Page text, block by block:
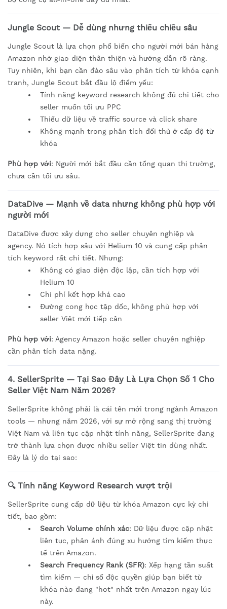
Jungle Scout — Dễ dùng nhưng thiếu chiều sâu
Jungle Scout là lựa chọn phổ biến cho người mới bán hàng
Amazon nhờ giao diện thân thiện và hướng dẫn rõ ràng.
Tuy nhiên, khi bạn cần đào sâu vào phân tích từ khóa cạnh
tranh, Jungle Scout bắt đầu lộ điểm yếu:
Tính năng keyword research không đủ chi tiết cho
seller muốn tối ưu PPC
Thiếu dữ liệu về traffic source và click share
Không mạnh trong phân tích đối thủ ở cấp độ từ
khóa
Phù hợp với: Người mới bắt đầu cần tổng quan thị trường,
chưa cần tối ưu sâu.
DataDive — Mạnh về data nhưng không phù hợp với
người mới
DataDive được xây dựng cho seller chuyên nghiệp và
agency. Nó tích hợp sâu với Helium 10 và cung cấp phân
tích keyword rất chi tiết. Nhưng:
Không có giao diện độc lập, cần tích hợp với
Helium 10
Chi phí kết hợp khá cao
Đường cong học tập dốc, không phù hợp với
seller Việt mới tiếp cận
Phù hợp với: Agency Amazon hoặc seller chuyên nghiệp
cần phân tích data nặng.
4. SellerSprite — Tại Sao Đây Là Lựa Chọn Số 1 Cho
Seller Việt Nam Năm 2026?
SellerSprite không phải là cái tên mới trong ngành Amazon
tools — nhưng năm 2026, với sự mở rộng sang thị trường
Việt Nam và liên tục cập nhật tính năng, SellerSprite đang
trở thành lựa chọn được nhiều seller Việt tin dùng nhất.
Đây là lý do tại sao:
🔍 Tính năng Keyword Research vượt trội
SellerSprite cung cấp dữ liệu từ khóa Amazon cực kỳ chi
tiết, bao gồm:
Search Volume chính xác: Dữ liệu được cập nhật
liên tục, phản ánh đúng xu hướng tìm kiếm thực
tế trên Amazon.
Search Frequency Rank (SFR): Xếp hạng tần suất
tìm kiếm — chỉ số độc quyền giúp bạn biết từ
khóa nào đang "hot" nhất trên Amazon ngay lúc
này.